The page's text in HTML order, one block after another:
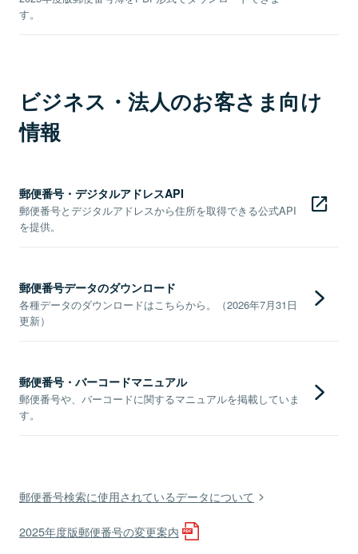
す。
ビジネス・法人のお客さま向け
情報
郵便番号・デジタルアドレスAPI
郵便番号とデジタルアドレスから住所を取得できる公式API
を提供。
郵便番号データのダウンロード
各種データのダウンロードはこちらから。（2026年7月31日
更新）
郵便番号・バーコードマニュアル
郵便番号や、バーコードに関するマニュアルを掲載していま
す。
郵便番号検索に使用されているデータについて
2025年度版郵便番号の変更案内